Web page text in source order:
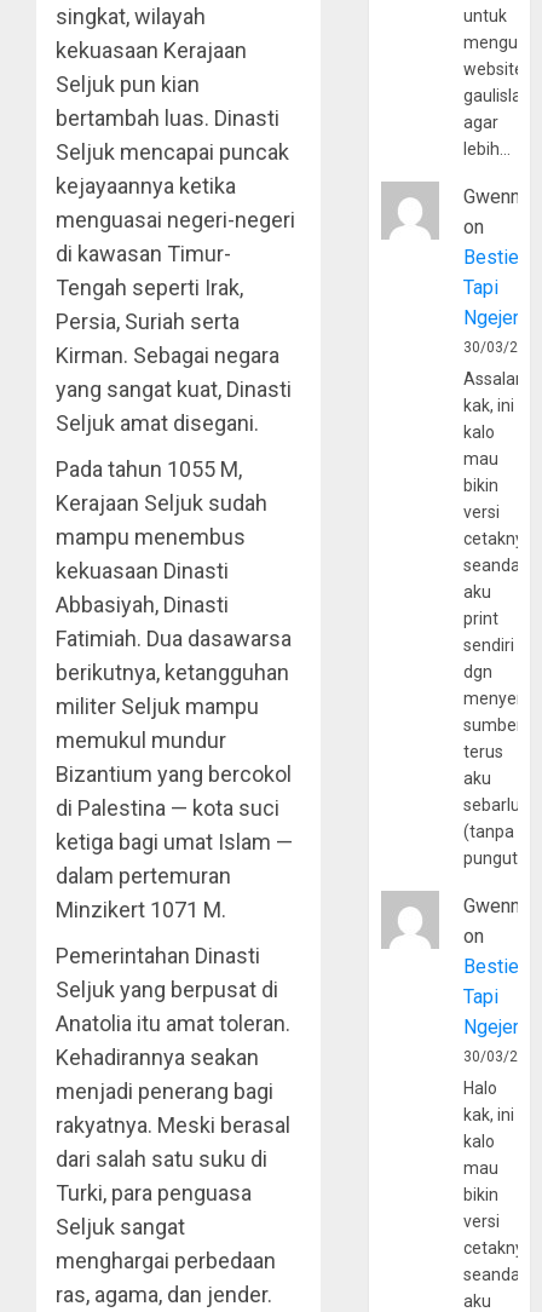
singkat, wilayah
kekuasaan Kerajaan
Seljuk pun kian
bertambah luas. Dinasti
Seljuk mencapai puncak
kejayaannya ketika
menguasai negeri-negeri
di kawasan Timur-
Tengah seperti Irak,
Persia, Suriah serta
Kirman. Sebagai negara
yang sangat kuat, Dinasti
Seljuk amat disegani.
Pada tahun 1055 M,
Kerajaan Seljuk sudah
mampu menembus
kekuasaan Dinasti
Abbasiyah, Dinasti
Fatimiah. Dua dasawarsa
berikutnya, ketangguhan
militer Seljuk mampu
memukul mundur
Bizantium yang bercokol
di Palestina — kota suci
ketiga bagi umat Islam —
dalam pertemuran
Minzikert 1071 M.
Pemerintahan Dinasti
Seljuk yang berpusat di
Anatolia itu amat toleran.
Kehadirannya seakan
menjadi penerang bagi
rakyatnya. Meski berasal
dari salah satu suku di
Turki, para penguasa
Seljuk sangat
menghargai perbedaan
ras, agama, dan jender.
untuk
website
agar
lebih…
Gwenny
on
Bestie
Tapi
30/03/
kak, ini
kalo
mau
bikin
versi
cetaknya
aku
print
sendiri
dgn
sumber
terus
aku
(tanpa
Gwenny
on
Bestie
Tapi
30/03/
Halo
kak, ini
kalo
mau
bikin
versi
cetaknya
aku